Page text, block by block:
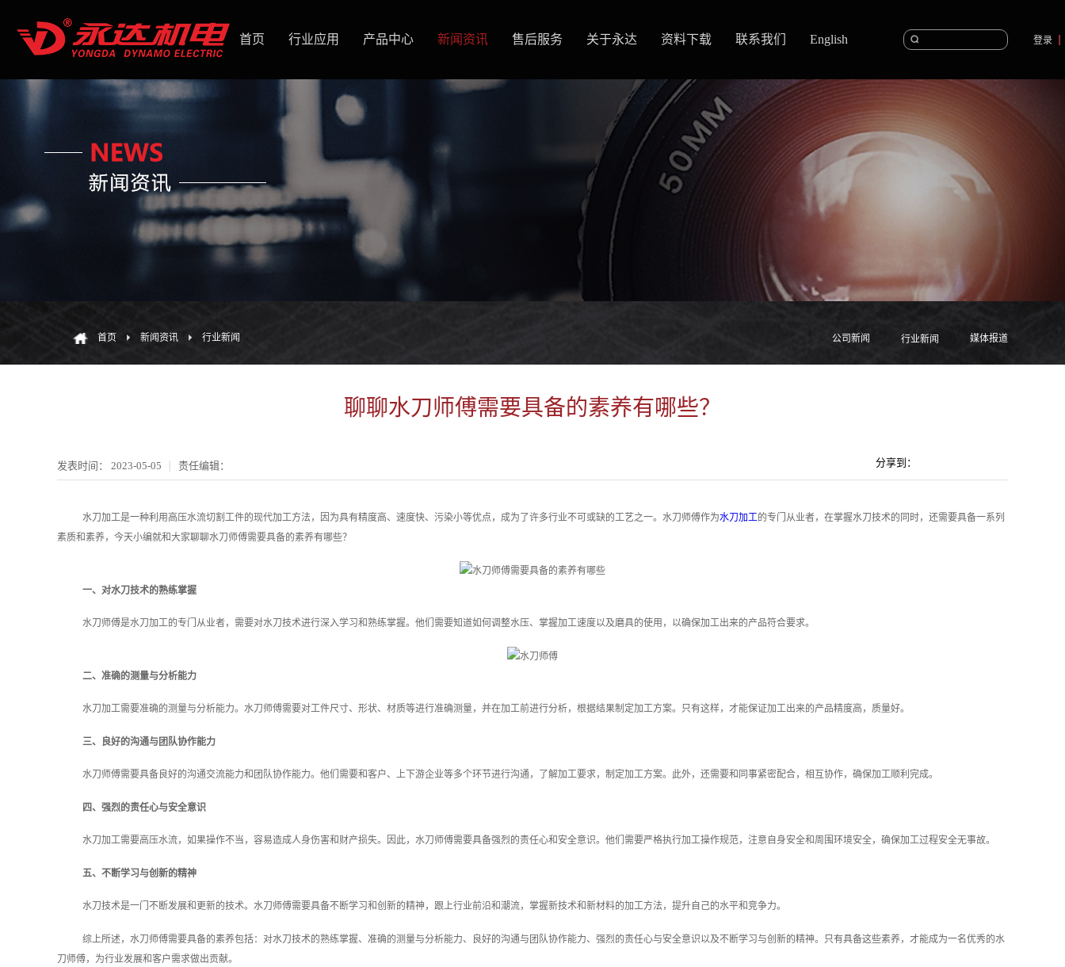
登录
首页 行业应用 产品中心 新闻资讯 售后服务 关于永达 资料下载 联系我们 English
首页 新闻资讯 行业新闻 公司新闻 行业新闻 媒体报道
聊聊水刀师傅需要具备的素养有哪些？
发表时间： 2023-05-05 责任编辑： 分享到：
水刀加工是一种利用高压水流切割工件的现代加工方法，因为具有精度高、速度快、污染小等优点，成为了许多行业不可或缺的工艺之一。水刀师傅作为水刀加工的专门从业者，在掌握水刀技术的同时，还需要具备一系列
素质和素养，今天小编就和大家聊聊水刀师傅需要具备的素养有哪些？
一、对水刀技术的熟练掌握
水刀师傅是水刀加工的专门从业者，需要对水刀技术进行深入学习和熟练掌握。他们需要知道如何调整水压、掌握加工速度以及磨具的使用，以确保加工出来的产品符合要求。
二、准确的测量与分析能力
水刀加工需要准确的测量与分析能力。水刀师傅需要对工件尺寸、形状、材质等进行准确测量，并在加工前进行分析，根据结果制定加工方案。只有这样，才能保证加工出来的产品精度高，质量好。
三、良好的沟通与团队协作能力
水刀师傅需要具备良好的沟通交流能力和团队协作能力。他们需要和客户、上下游企业等多个环节进行沟通，了解加工要求，制定加工方案。此外，还需要和同事紧密配合，相互协作，确保加工顺利完成。
四、强烈的责任心与安全意识
水刀加工需要高压水流，如果操作不当，容易造成人身伤害和财产损失。因此，水刀师傅需要具备强烈的责任心和安全意识。他们需要严格执行加工操作规范，注意自身安全和周围环境安全，确保加工过程安全无事故。
五、不断学习与创新的精神
水刀技术是一门不断发展和更新的技术。水刀师傅需要具备不断学习和创新的精神，跟上行业前沿和潮流，掌握新技术和新材料的加工方法，提升自己的水平和竞争力。
综上所述，水刀师傅需要具备的素养包括：对水刀技术的熟练掌握、准确的测量与分析能力、良好的沟通与团队协作能力、强烈的责任心与安全意识以及不断学习与创新的精神。只有具备这些素养，才能成为一名优秀的水
刀师傅，为行业发展和客户需求做出贡献。